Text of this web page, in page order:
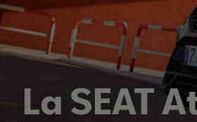
La SEAT